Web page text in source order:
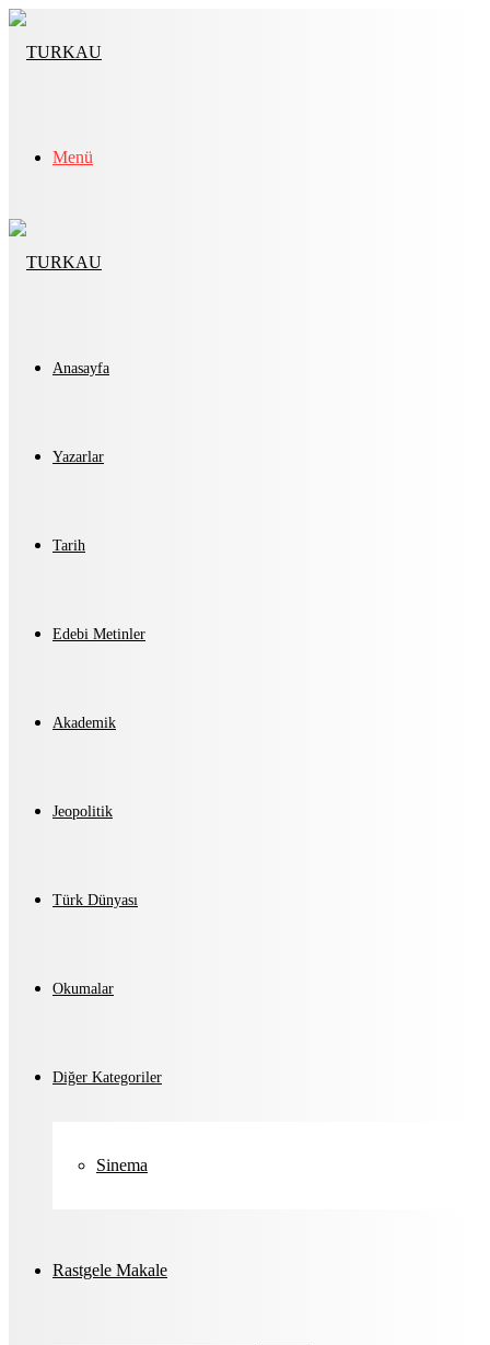
Menü
Anasayfa
Yazarlar
Tarih
Edebi Metinler
Akademik
Jeopolitik
Türk Dünyası
Okumalar
Diğer Kategoriler
Sinema
Rastgele Makale